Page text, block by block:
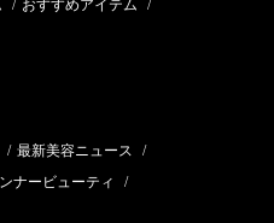
/ おすすめアイテム /
/ 最新美容ニュース /
ナービューティ /